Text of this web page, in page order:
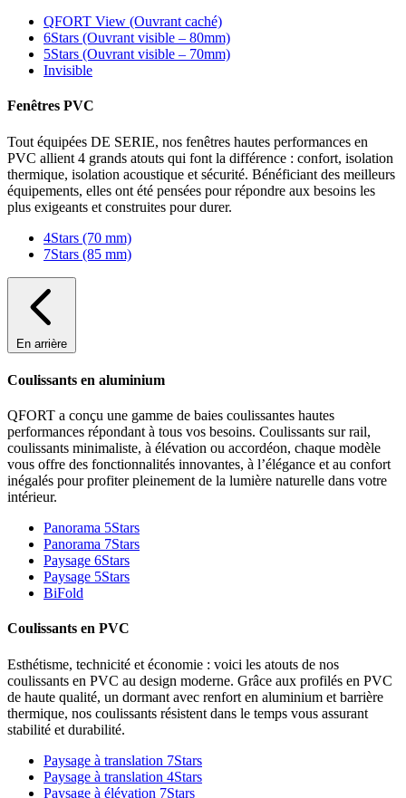
QFORT View (Ouvrant caché)
6Stars (Ouvrant visible – 80mm)
5Stars (Ouvrant visible – 70mm)
Invisible
Fenêtres PVC
Tout équipées DE SERIE, nos fenêtres hautes performances en
PVC allient 4 grands atouts qui font la différence : confort, isolation
thermique, isolation acoustique et sécurité. Bénéficiant des meilleurs
équipements, elles ont été pensées pour répondre aux besoins les
plus exigeants et construites pour durer.
4Stars (70 mm)
7Stars (85 mm)
En arrière
Coulissants en aluminium
QFORT a conçu une gamme de baies coulissantes hautes
performances répondant à tous vos besoins. Coulissants sur rail,
coulissants minimaliste, à élévation ou accordéon, chaque modèle
vous offre des fonctionnalités innovantes, à l’élégance et au confort
inégalés pour profiter pleinement de la lumière naturelle dans votre
intérieur.
Panorama 5Stars
Panorama 7Stars
Paysage 6Stars
Paysage 5Stars
BiFold
Coulissants en PVC
Esthétisme, technicité et économie : voici les atouts de nos
coulissants en PVC au design moderne. Grâce aux profilés en PVC
de haute qualité, un dormant avec renfort en aluminium et barrière
thermique, nos coulissants résistent dans le temps vous assurant
stabilité et durabilité.
Paysage à translation 7Stars
Paysage à translation 4Stars
Paysage à élévation 7Stars